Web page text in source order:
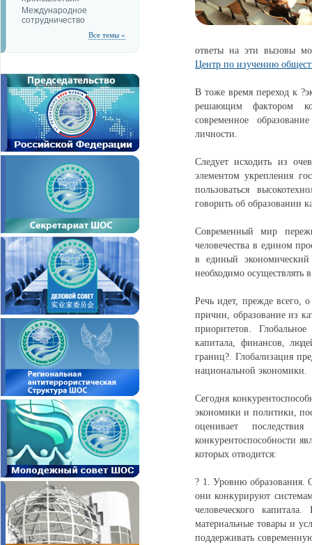
Международное
сотрудничество
Все темы »
ответы на эти вызовы
Центр по изучению
В тоже время переход к
решающим фактором
современное
личности.
Следует исходить из
элементом укрепления
пользоваться
говорить об образовании
Современный мир
человечества в едином
в единый экономический
необходимо осуществлять
Речь идет, прежде всего,
причин, образование из
приоритетов.
капитала, финансов,
границ?. Глобализация
национальной экономики.
Сегодня
экономики и политики,
оценивает
конкурентоспособности
которых отводится:
? 1. Уровню образования.
они конкурируют
человеческого
материальные товары и
поддерживать